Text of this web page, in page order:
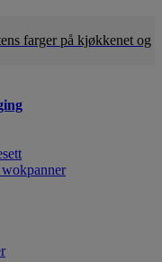
farger på kjøkkenet og
wokpanner